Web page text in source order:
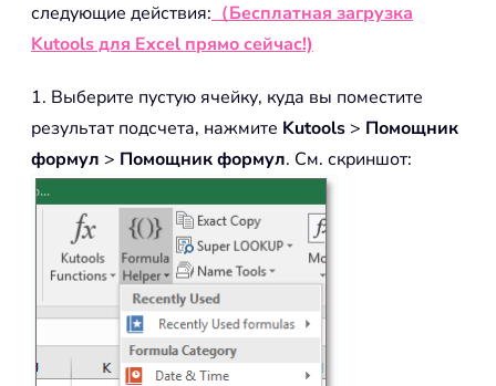
следующие действия: （Бесплатная загрузка
Kutools для Excel прямо сейчас!)
1. Выберите пустую ячейку, куда вы поместите
результат подсчета, нажмите Kutools > Помощник
формул > Помощник формул. См. скриншот: